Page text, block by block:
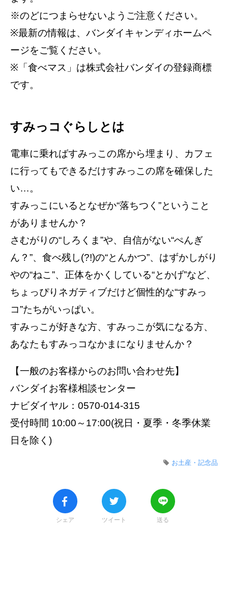
※のどにつまらせないようご注意ください。
※最新の情報は、バンダイキャンディホームペ
ージをご覧ください。
※「食べマス」は株式会社バンダイの登録商標
です。
すみっコぐらしとは
電車に乗ればすみっこの席から埋まり、カフェ
に行ってもできるだけすみっこの席を確保した
い…。
すみっこにいるとなぜか“落ちつく”ということ
がありませんか？
さむがりの“しろくま”や、自信がない“ぺんぎ
ん？”、食べ残し(?!)の“とんかつ”、はずかしがり
やの“ねこ”、正体をかくしている“とかげ”など、
ちょっぴりネガティブだけど個性的な“すみっ
コ”たちがいっぱい。
すみっこが好きな方、すみっこが気になる方、
あなたもすみっコなかまになりませんか？
【一般のお客様からのお問い合わせ先】
バンダイお客様相談センター
ナビダイヤル：0570-014-315
受付時間 10:00～17:00(祝日・夏季・冬季休業
日を除く)
お土産・記念品
シェア ツイート 送る